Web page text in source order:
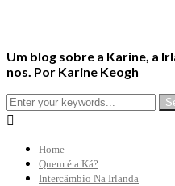
Um blog sobre a Karine, a
nos. Por Karine Keogh

Home
Quem é a Ká?
Intercâmbio Na Irlanda